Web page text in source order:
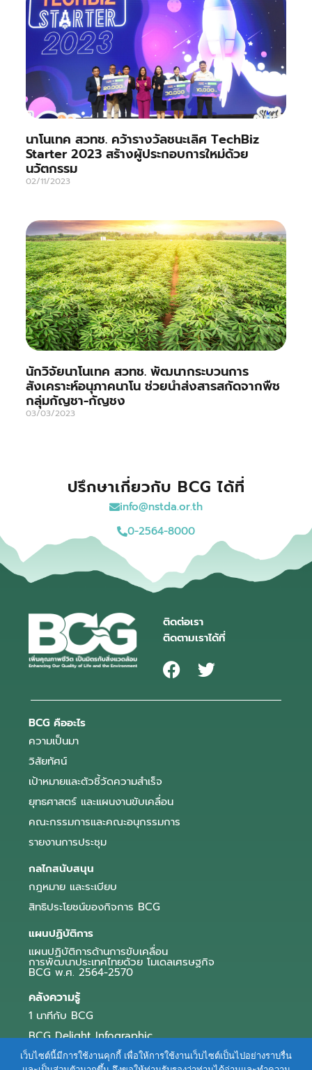
นาโนเทค สวทช. คว้ารางวัลชนะเลิศ TechBiz
Starter 2023 สร้างผู้ประกอบการใหม่ด้วย
นวัตกรรม
02/11/2023
นักวิจัยนาโนเทค สวทช. พัฒนากระบวนการ
สังเคราะห์อนุภาคนาโน ช่วยนำส่งสารสกัดจากพืช
กลุ่มกัญชา-กัญชง
03/03/2023
ปรึกษาเกี่ยวกับ BCG ได้ที่
info@nstda.or.th
0-2564-8000
ติดต่อเรา
ติดตามเราได้ที่
BCG คืออะไร
ความเป็นมา
วิสัยทัศน์
เป้าหมายและตัวชี้วัดความสำเร็จ
ยุทธศาสตร์ และแผนงานขับเคลื่อน
คณะกรรมการและคณะอนุกรรมการ
รายงานการประชุม
กลไกสนับสนุน
กฎหมาย และระเบียบ
สิทธิประโยชน์ของกิจการ BCG
แผนปฏิบัติการ
แผนปฏิบัติการด้านการขับเคลื่อน
การพัฒนาประเทศไทยด้วย โมเดลเศรษฐกิจ
BCG พ.ศ. 2564-2570
คลังความรู้
1 นาทีกับ BCG
BCG Delight Infographic
สื่อประชาสัมพันธ์
เว็บไซต์นี้มีการใช้งานคุกกี้ เพื่อให้การใช้งานเว็บไซต์เป็นไปอย่างราบรื่น